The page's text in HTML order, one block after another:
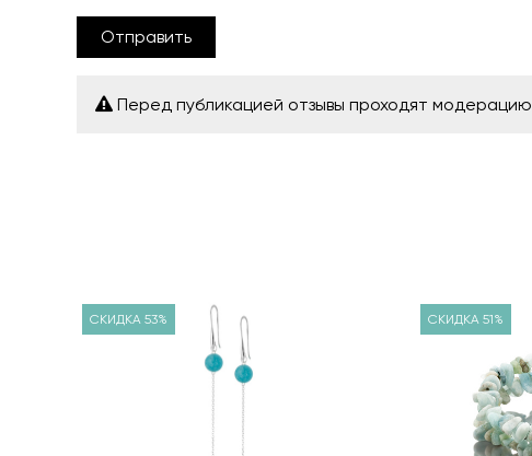
Отправить
Перед публикацией отзывы проходят модерацию
СКИДКА 53% СКИДКА 51%